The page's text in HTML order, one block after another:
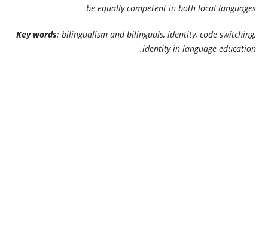
be equally competent in both local languages
Key words: bilingualism and bilinguals, identity, code switching,
identity in language education.